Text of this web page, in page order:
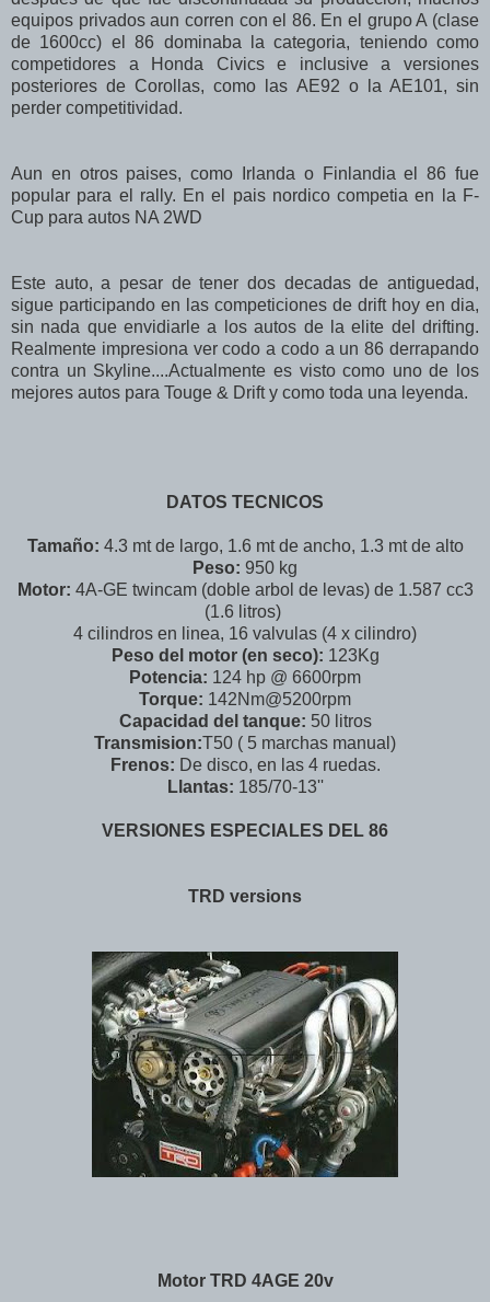
equipos privados aun corren con el 86. En el grupo A (clase
de 1600cc) el 86 dominaba la categoria, teniendo como
competidores a Honda Civics e inclusive a versiones
posteriores de Corollas, como las AE92 o la AE101, sin
perder competitividad.
Aun en otros paises, como Irlanda o Finlandia el 86 fue
popular para el rally. En el pais nordico competia en la F-
Cup para autos NA 2WD
Este auto, a pesar de tener dos decadas de antiguedad,
sigue participando en las competiciones de drift hoy en dia,
sin nada que envidiarle a los autos de la elite del drifting.
Realmente impresiona ver codo a codo a un 86 derrapando
contra un Skyline....Actualmente es visto como uno de los
mejores autos para Touge & Drift y como toda una leyenda.
DATOS TECNICOS
Tamaño: 4.3 mt de largo, 1.6 mt de ancho, 1.3 mt de alto
Peso: 950 kg
Motor: 4A-GE twincam (doble arbol de levas) de 1.587 cc3
(1.6 litros)
4 cilindros en linea, 16 valvulas (4 x cilindro)
Peso del motor (en seco): 123Kg
Potencia: 124 hp @ 6600rpm
Torque: 142Nm@5200rpm
Capacidad del tanque: 50 litros
Transmision:T50 ( 5 marchas manual)
Frenos: De disco, en las 4 ruedas.
Llantas: 185/70-13''
VERSIONES ESPECIALES DEL 86
TRD versions
Motor TRD 4AGE 20v